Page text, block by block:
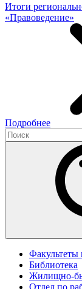
Итоги
«Правоведение»
Подробнее
Факультеты
Библиотека
Жилищно-
Отдел по